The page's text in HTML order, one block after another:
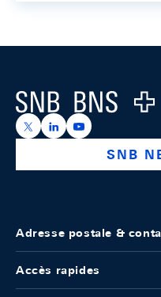
Logo
https://x.com/snb_bns
https://https://
SNB
Adresse postale &
Accès rapides